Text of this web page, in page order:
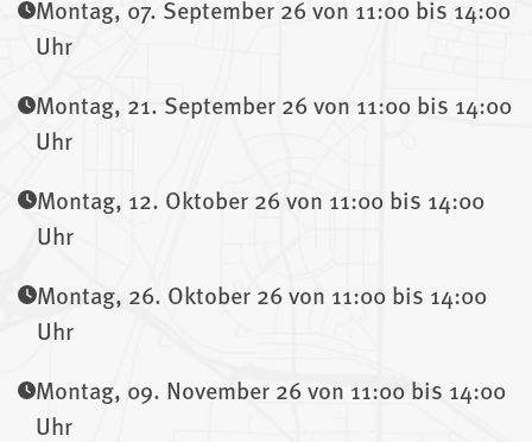
Montag, 07. September 26 von 11:00 bis 14:00
Uhr
Montag, 21. September 26 von 11:00 bis 14:00
Uhr
Montag, 12. Oktober 26 von 11:00 bis 14:00
Uhr
Montag, 26. Oktober 26 von 11:00 bis 14:00
Uhr
Montag, 09. November 26 von 11:00 bis 14:00
Uhr